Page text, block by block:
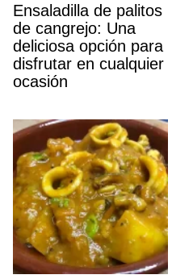
Ensaladilla de palitos
de cangrejo: Una
deliciosa opción para
disfrutar en cualquier
ocasión